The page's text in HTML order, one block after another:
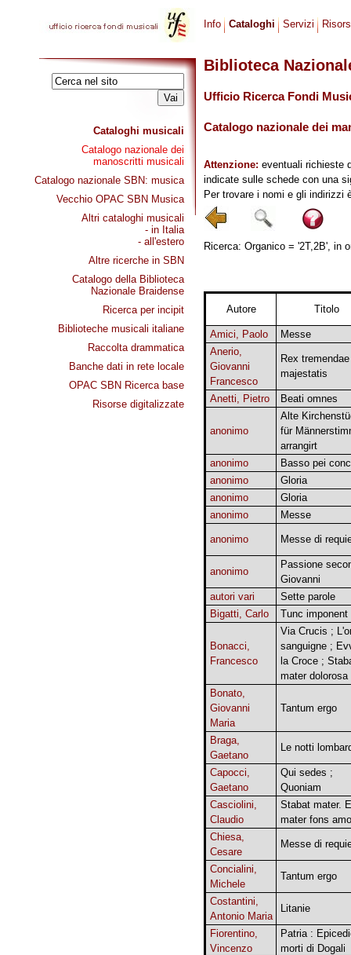
Cataloghi musicali
Catalogo nazionale dei
manoscritti musicali
Catalogo nazionale SBN: musica
Vecchio OPAC SBN Musica
Altri cataloghi musicali
- in Italia
- all'estero
Altre ricerche in SBN
Catalogo della Biblioteca
Nazionale Braidense
Ricerca per incipit
Biblioteche musicali italiane
Raccolta drammatica
Banche dati in rete locale
OPAC SBN Ricerca base
Risorse digitalizzate
Info Cataloghi Servizi
Biblioteca
Ufficio Ricerca Fondi
Catalogo nazionale dei
Attenzione: eventuali richieste
indicate sulle schede con una
Per trovare i nomi e gli indirizzi
Ricerca: Organico = '2T,2B', in
Autore Titolo
Amici, Paolo
Messe
Anerio,
Giovanni
Francesco
Rex tremendae
majestatis
Anetti, Pietro Beati omnes
anonimo
Alte
für
arrangirt
anonimo
Basso pei
anonimo
Gloria
anonimo
Gloria
anonimo
Messe
anonimo Messe di
anonimo
Passione
Giovanni
autori vari
Sette parole
Bigatti, Carlo
Tunc imponent
Bonacci,
Francesco
Via Crucis ;
sanguigne ;
la Croce ;
mater dolorosa
Bonato,
Giovanni
Maria
Tantum ergo
Braga,
Gaetano
Le notti
Capocci,
Gaetano
Qui sedes ;
Quoniam
Casciolini,
Claudio
Stabat mater.
mater fons
Chiesa,
Cesare
Messe di
Concialini,
Michele
Tantum ergo
Costantini,
Antonio Maria
Litanie
Fiorentino,
Vincenzo
Patria :
morti di Dogali